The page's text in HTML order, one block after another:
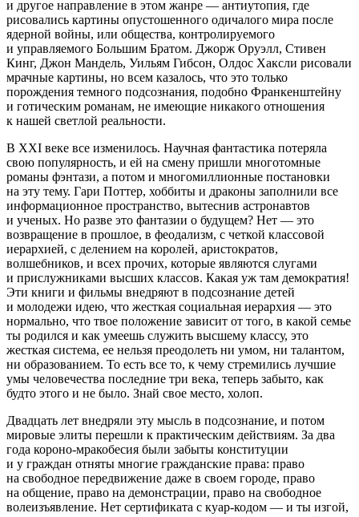
и другое направление в этом жанре — антиутопия, где
рисовались картины опустошенного одичалого мира после
ядерной войны, или общества, контролируемого
и управляемого Большим Братом. Джорж Оруэлл, Стивен
Кинг, Джон Мандель, Уильям Гибсон, Олдос Хаксли рисовали
мрачные картины, но всем казалось, что это только
порождения темного подсознания, подобно Франкенштейну
и готическим романам, не имеющие никакого отношения
к нашей светлой реальности.
В XXI веке все изменилось. Научная фантастика потеряла
свою популярность, и ей на смену пришли многотомные
романы фэнтази, а потом и многомиллионные постановки
на эту тему. Гари Поттер, хоббиты и драконы заполнили все
информационное пространство, вытеснив астронавтов
и ученых. Но разве это фантазии о будущем? Нет — это
возвращение в прошлое, в феодализм, с четкой классовой
иерархией, с делением на королей, аристократов,
волшебников, и всех прочих, которые являются слугами
и прислужниками высших классов. Какая уж там демократия!
Эти книги и фильмы внедряют в подсознание детей
и молодежи идею, что жесткая социальная иерархия — это
нормально, что твое положение зависит от того, в какой семье
ты родился и как умеешь служить высшему классу, это
жесткая система, ее нельзя преодолеть ни умом, ни талантом,
ни образованием. То есть все то, к чему стремились лучшие
умы человечества последние три века, теперь забыто, как
будто этого и не было. Знай свое место, холоп.
Двадцать лет внедряли эту мысль в подсознание, и потом
мировые элиты перешли к практическим действиям. За два
года короно-мракобесия были забыты конституции
и у граждан отняты многие гражданские права: право
на свободное передвижение даже в своем городе, право
на общение, право на демонстрации, право на свободное
волеизъявление. Нет сертификата с куар-кодом — и ты изгой,